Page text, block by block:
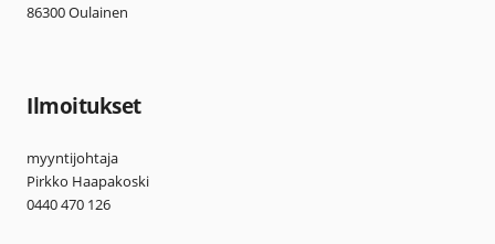
86300 Oulainen
Ilmoitukset
myyntijohtaja
Pirkko Haapakoski
0440 470 126